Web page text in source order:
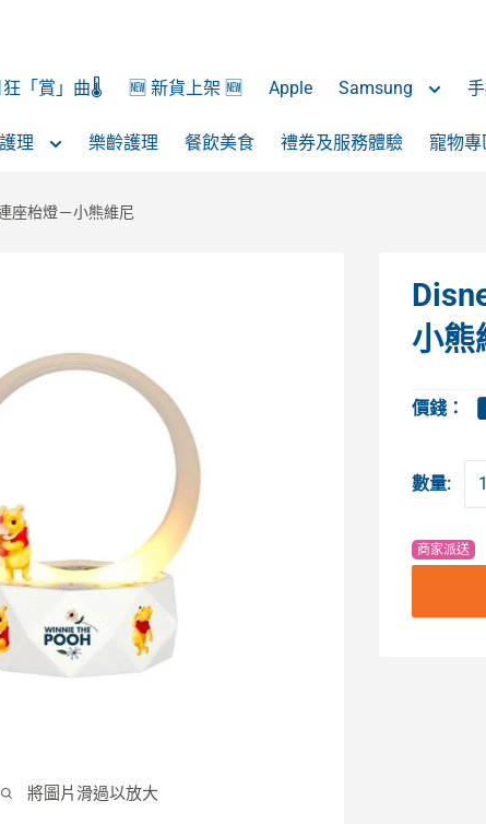
狂「賞」曲🌡️ 🆕 新貨上架 🆕 Apple Samsung
理 樂齡護理 餐飲美食 禮券及服務體驗 寵物專
座枱燈－小熊維尼
將圖片滑過以放大
小熊
價錢：
數量:
商家派送